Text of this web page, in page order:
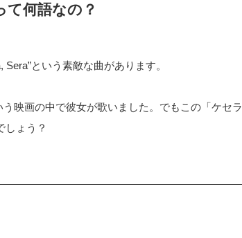
て何語なの？
Sera”という素敵な曲があります。
う映画の中で彼女が歌いました。でもこの「ケセラ
しょう？